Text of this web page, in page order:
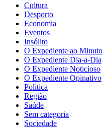
Cultura
Desporto
Economia
Eventos
Insólito
O Expediente ao Minuto
O Expediente Dia-a-Dia
O Expediente Noticioso
O Expediente Opinativo
Política
Região
Saúde
Sem categoria
Sociedade